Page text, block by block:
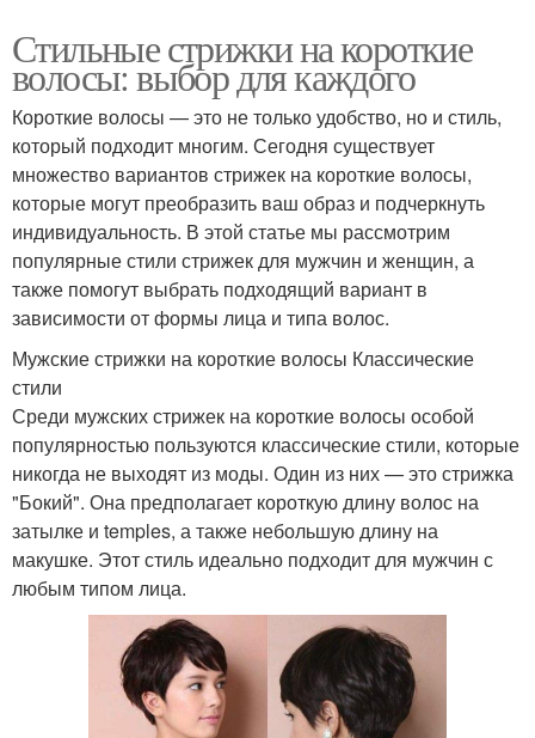
Стильные стрижки на короткие
волосы: выбор для каждого
Короткие волосы — это не только удобство, но и стиль,
который подходит многим. Сегодня существует
множество вариантов стрижек на короткие волосы,
которые могут преобразить ваш образ и подчеркнуть
индивидуальность. В этой статье мы рассмотрим
популярные стили стрижек для мужчин и женщин, а
также помогут выбрать подходящий вариант в
зависимости от формы лица и типа волос.
Мужские стрижки на короткие волосы Классические
стили
Среди мужских стрижек на короткие волосы особой
популярностью пользуются классические стили, которые
никогда не выходят из моды. Один из них — это стрижка
"Бокий". Она предполагает короткую длину волос на
затылке и temples, а также небольшую длину на
макушке. Этот стиль идеально подходит для мужчин с
любым типом лица.